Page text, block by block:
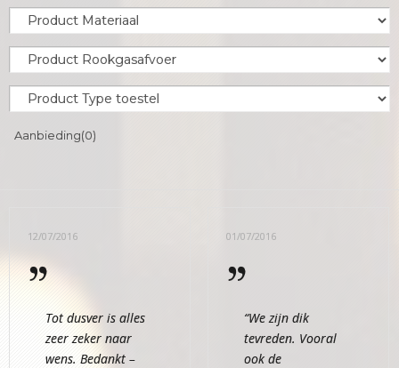
Aanbieding(0)
12/07/2016
Tot dusver is alles
zeer zeker naar
wens. Bedankt –
01/07/2016
“We zijn dik
tevreden. Vooral
ook de